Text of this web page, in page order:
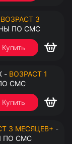
ВОЗРАСТ 3
ПО СМС
Купить
- ВОЗРАСТ 1
СМС
Купить
3 МЕСЯЦЕВ+ -
ПО СМС